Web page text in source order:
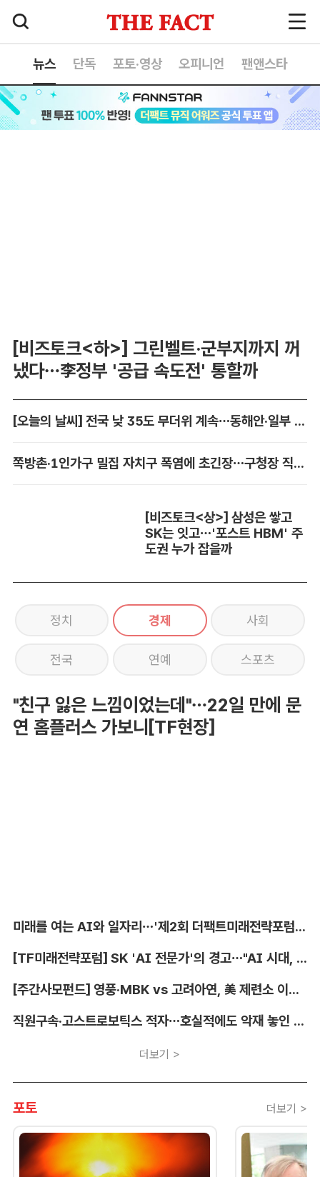
뉴스 단독 포토·영상 오피니언 팬앤스타
[비즈토크<하>] 그린벨트·군부지까지 꺼
냈다…李정부 '공급 속도전' 통할까
[오늘의 날씨] 전국 낮 35도 무더위 계속…동해안·일부 지역 비
쪽방촌·1인가구 밀집 자치구 폭염에 초긴장…구청장 직접 챙긴다
[비즈토크<상>] 삼성은 쌓고
SK는 잇고…'포스트 HBM' 주
도권 누가 잡을까
정치 경제 사회
전국 연예 스포츠
"친구 잃은 느낌이었는데"…22일 만에 문
연 홈플러스 가보니[TF현장]
미래를 여는 AI와 일자리…'제2회 더팩트미래전략포럼' 참가 신청
[TF미래전략포럼] SK 'AI 전문가'의 경고…"AI 시대, 인재 격차 더 커진다"
[주간사모펀드] 영풍·MBK vs 고려아연, 美 제련소 이름 두고 고발전
직원구속·고스트로보틱스 적자…호실적에도 악재 놓인 LIG D&A
더보기 >
포토 더보기 >